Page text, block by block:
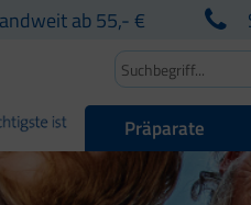
ab 55,- €
Präparate